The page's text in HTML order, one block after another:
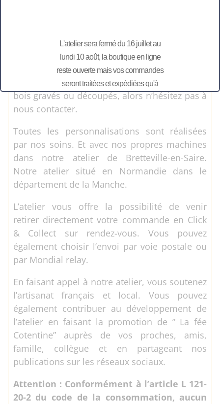
accompagner sur vos projets “sur-mesure”
pour vos grands événements: mariage,
anniversaire, baptême, naissance, … avec des
éléments de décoration en tissu, ou encore en
bois gravés ou découpés, alors n’hésitez pas à
nous contacter.
Toutes les personnalisations sont réalisées
par nos soins. Et avec nos propres machines
dans notre atelier de Bretteville-en-Saire.
Notre atelier situé en Normandie dans le
département de la Manche.
L’atelier vous offre la possibilité de venir
retirer directement votre commande en Click
& Collect sur rendez-vous. Vous pouvez
également choisir l’envoi par voie postale ou
par Mondial relay.
En faisant appel à notre atelier, vous soutenez
l’artisanat français et local. Vous pouvez
également contribuer au développement de
l’atelier en faisant la promotion de ” La fée
Cotentine” auprès de vos proches, amis,
famille, collègue et en partageant nos
publications sur les réseaux sociaux.
Attention : Conformément à l’article L 121-
20-2 du code de la consommation, aucun
L'atelier sera fermé du 16 juillet au
lundi 10 août, la boutique en ligne
reste ouverte mais vos commandes
seront traitées et expédiées qu'à
partir du 11 août.